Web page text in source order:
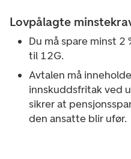
Lovpålagte
Du må spare minst 2
til 12G.
Avtalen må
innskuddsfritak ved
sikrer at
den ansatte blir ufør.